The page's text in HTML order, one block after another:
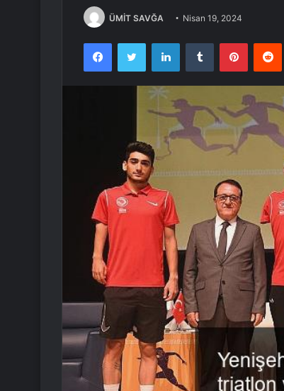
ÜMİT SAVĞA Nisan 19, 2024
FacebookTwitter LinkedInTumblr Pinterest